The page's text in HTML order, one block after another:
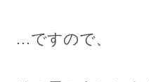
…ですので、